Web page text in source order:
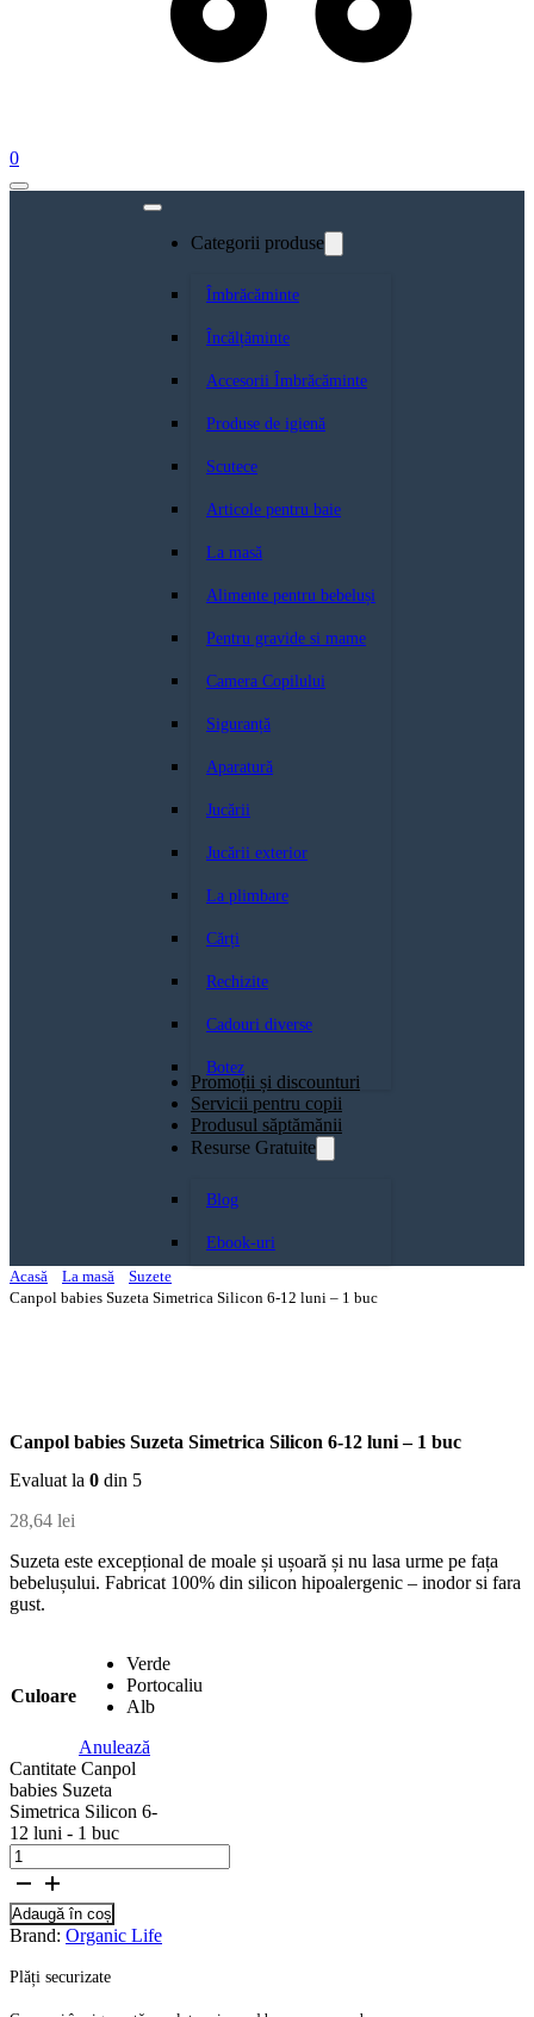
0
Categorii produse
Îmbrăcăminte
Încălțăminte
Accesorii Îmbrăcăminte
Produse de igienă
Scutece
Articole pentru baie
La masă
Alimente pentru bebeluși
Pentru gravide si mame
Camera Copilului
Siguranță
Aparatură
Jucării
Jucării exterior
La plimbare
Cărți
Rechizite
Cadouri diverse
Botez
Promoții și discounturi
Servicii pentru copii
Produsul săptămănii
Resurse Gratuite
Blog
Ebook-uri
Acasă
La masă
Suzete
Canpol babies Suzeta Simetrica Silicon 6-12 luni – 1 buc
Canpol babies Suzeta Simetrica Silicon 6-12 luni – 1 buc
Evaluat la 0 din 5
28,64 lei
Suzeta este excepțional de moale și ușoară și nu lasa urme pe fața
bebelușului. Fabricat 100% din silicon hipoalergenic – inodor si fara
gust.
Culoare
Verde
Portocaliu
Alb
Anulează
Cantitate Canpol
babies Suzeta
Simetrica Silicon 6-
12 luni - 1 buc
Adaugă în coș
Brand: Organic Life
Plăți securizate